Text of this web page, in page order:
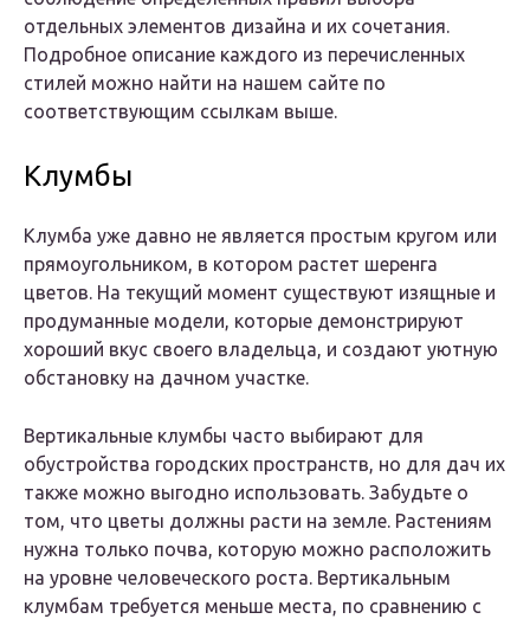
отдельных элементов дизайна и их сочетания.
Подробное описание каждого из перечисленных
стилей можно найти на нашем сайте по
соответствующим ссылкам выше.
Клумбы
Клумба уже давно не является простым кругом или
прямоугольником, в котором растет шеренга
цветов. На текущий момент существуют изящные и
продуманные модели, которые демонстрируют
хороший вкус своего владельца, и создают уютную
обстановку на дачном участке.
Вертикальные клумбы часто выбирают для
обустройства городских пространств, но для дач их
также можно выгодно использовать. Забудьте о
том, что цветы должны расти на земле. Растениям
нужна только почва, которую можно расположить
на уровне человеческого роста. Вертикальным
клумбам требуется меньше места, по сравнению с